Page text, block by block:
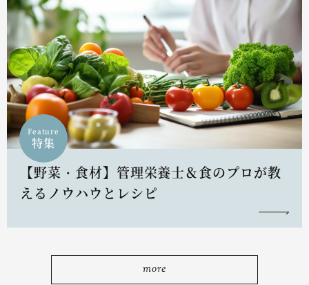
Feature
特集
【野菜・食材】管理栄養士＆食のプロが教
えるノウハウとレシピ
more